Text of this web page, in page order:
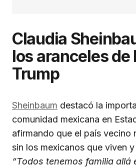
Claudia
los aranceles de
Trump
Sheinbaum destacó la
comunidad mexicana en
afirmando que el país vecino
sin los mexicanos que viven
“Todos tenemos familia allá